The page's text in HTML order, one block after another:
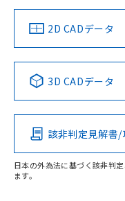
中国 RoHS 注意事
Pb Hg
O
（イギリス
船舶規格）
（ノ
Yes No
こ
その他の認証
2D CADデータ
3D CADデータ
該非判定見解書/
日本の外為法に基づく該非判
ます。